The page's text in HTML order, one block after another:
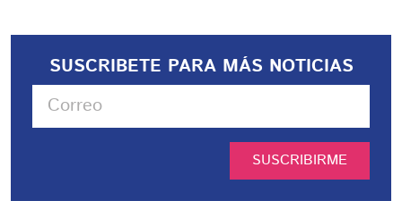
SUSCRIBETE PARA MÁS NOTICIAS
SUSCRIBIRME